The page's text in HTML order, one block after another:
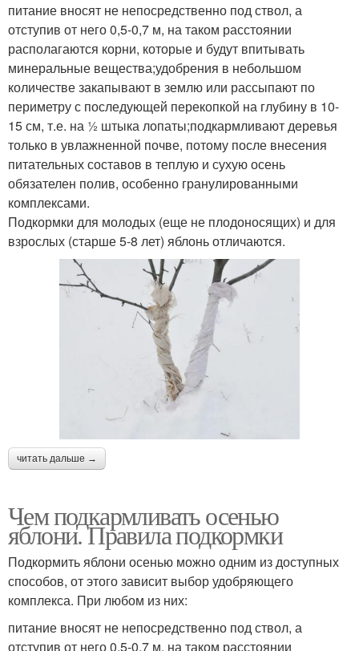
питание вносят не непосредственно под ствол, а
отступив от него 0,5-0,7 м, на таком расстоянии
располагаются корни, которые и будут впитывать
минеральные вещества;удобрения в небольшом
количестве закапывают в землю или рассыпают по
периметру с последующей перекопкой на глубину в 10-
15 см, т.е. на ½ штыка лопаты;подкармливают деревья
только в увлажненной почве, потому после внесения
питательных составов в теплую и сухую осень
обязателен полив, особенно гранулированными
комплексами.
Подкормки для молодых (еще не плодоносящих) и для
взрослых (старше 5-8 лет) яблонь отличаются.
читать дальше →
Чем подкармливать осенью
яблони. Правила подкормки
Подкормить яблони осенью можно одним из доступных
способов, от этого зависит выбор удобряющего
комплекса. При любом из них:
питание вносят не непосредственно под ствол, а
отступив от него 0,5-0,7 м, на таком расстоянии